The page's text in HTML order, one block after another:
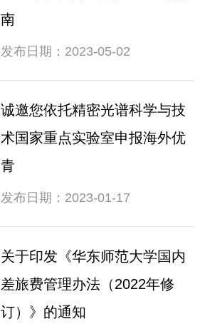
南
发布日期：2023-05-02
诚邀您依托精密光谱科学与技
术国家重点实验室申报海外优
青
发布日期：2023-01-17
关于印发《华东师范大学国内
差旅费管理办法（2022年修
订）》的通知